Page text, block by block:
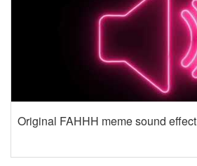
Original FAHHH meme sound effect